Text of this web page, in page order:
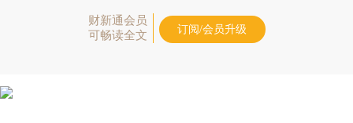
财新通会员
可畅读全文
订阅/会员升级